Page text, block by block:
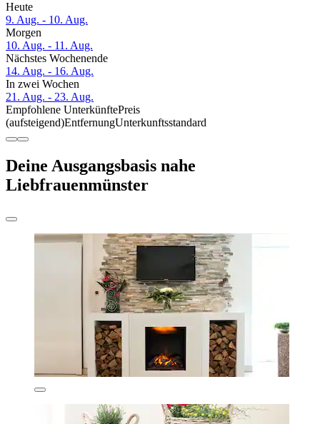
Heute
9. Aug. - 10. Aug.
Morgen
10. Aug. - 11. Aug.
Nächstes Wochenende
14. Aug. - 16. Aug.
In zwei Wochen
21. Aug. - 23. Aug.
Empfohlene UnterkünftePreis
(aufsteigend)EntfernungUnterkunftsstandard
Deine Ausgangsbasis nahe
Liebfrauenmünster